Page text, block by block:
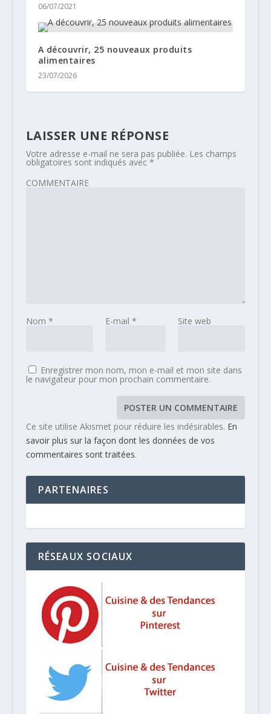
06/07/2021
A découvrir, 25 nouveaux produits
alimentaires
23/07/2026
LAISSER UNE RÉPONSE
Votre adresse e-mail ne sera pas publiée. Les champs
obligatoires sont indiqués avec *
COMMENTAIRE
Nom * E-mail * Site web
Enregistrer mon nom, mon e-mail et mon site dans
le navigateur pour mon prochain commentaire.
Ce site utilise Akismet pour réduire les indésirables. En
savoir plus sur la façon dont les données de vos
commentaires sont traitées.
PARTENAIRES
RÉSEAUX SOCIAUX